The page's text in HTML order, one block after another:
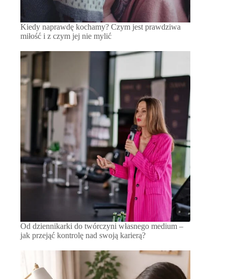
Kiedy naprawdę kochamy? Czym jest prawdziwa
miłość i z czym jej nie mylić
Od dziennikarki do twórczyni własnego medium –
jak przejąć kontrolę nad swoją karierą?